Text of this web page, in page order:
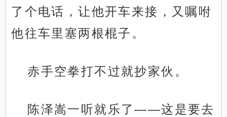
了个电话，让他开车来接，又嘱咐
他往车里塞两根棍子。
赤手空拳打不过就抄家伙。
陈泽嵩一听就乐了——这是要去